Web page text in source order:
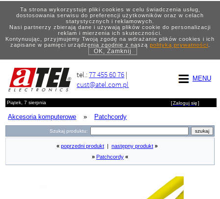
Ta strona wykorzystuje pliki cookies w celu świadczenia usług,
dostosowania serwisu do preferencji użytkowników oraz w celach
statystycznych i reklamowych.
Nasi partnerzy zbierają dane i używają plików cookie do personalizacji
reklam i mierzenia ich skuteczności.
Kontynuując, przyjmujemy Twoją zgodę na wdrażanie plików cookies i ich
zapisane w pamięci urządzenia zgodnie z naszą polityką prywatności.
OK, Zamknij
MENU
tel.:77 455 60 76 |
cust@atel.com.pl
Piątek, 7 sierpnia [Zaloguj się]
Akcesoria komputerowe » Patchcordy
Szukaj produktu:
« poprzedni produkt następny produkt »
» Patchcordy «